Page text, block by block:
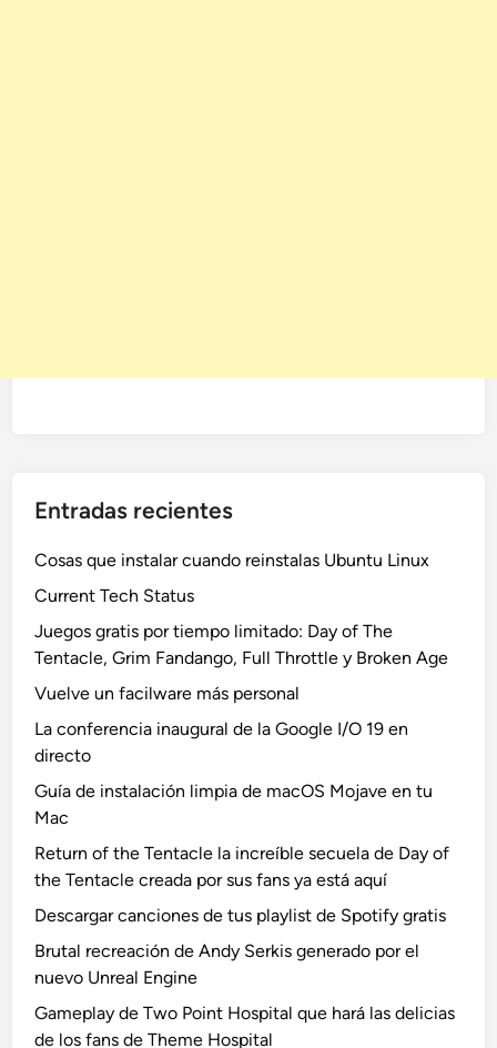
Entradas recientes
Cosas que instalar cuando reinstalas Ubuntu Linux
Current Tech Status
Juegos gratis por tiempo limitado: Day of The
Tentacle, Grim Fandango, Full Throttle y Broken Age
Vuelve un facilware más personal
La conferencia inaugural de la Google I/O 19 en
directo
Guía de instalación limpia de macOS Mojave en tu
Mac
Return of the Tentacle la increíble secuela de Day of
the Tentacle creada por sus fans ya está aquí
Descargar canciones de tus playlist de Spotify gratis
Brutal recreación de Andy Serkis generado por el
nuevo Unreal Engine
Gameplay de Two Point Hospital que hará las delicias
de los fans de Theme Hospital